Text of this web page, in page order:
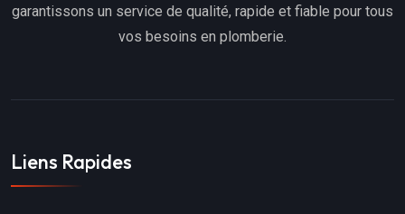
garantissons un service de qualité, rapide et fiable pour tous
vos besoins en plomberie.
Liens Rapides